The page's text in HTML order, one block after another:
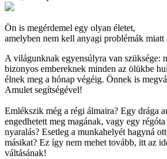
Ön is megérdemel egy olyan életet,
amelyben nem kell anyagi problémák miatt
A világunknak egyensúlyra van szüksége:
bizonyos embereknek minden az ölükbe
élnek meg a hónap végéig. Önnek is
Amulet segítségével!
Emlékszik még a régi álmaira? Egy drága
engedhetett meg magának, vagy egy
nyaralás? Esetleg a munkahelyét hagyná
másikat? Ez így nem mehet tovább, itt az
váltásának!